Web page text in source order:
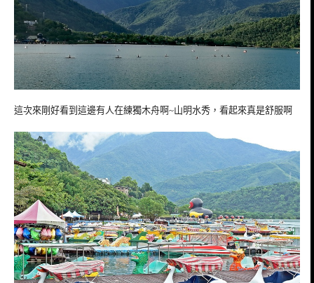
這次來剛好看到這邊有人在練獨木舟啊~山明水秀，看起來真是舒服啊